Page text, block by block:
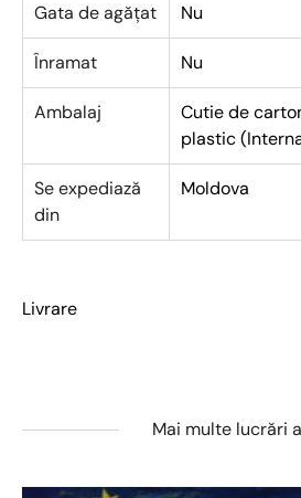
Gata de agățat Nu
Înramat Nu
Ambalaj Cutie de
plastic
Se expediază
din
Moldova
Livrare
Mai multe lucrări